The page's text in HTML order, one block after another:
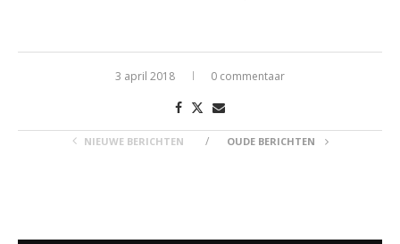
3 april 2018 0 commentaar
NIEUWE BERICHTEN OUDE BERICHTEN